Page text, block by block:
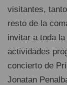
visitantes,
resto de la
invitar a toda
actividades
concierto de
Jonatan